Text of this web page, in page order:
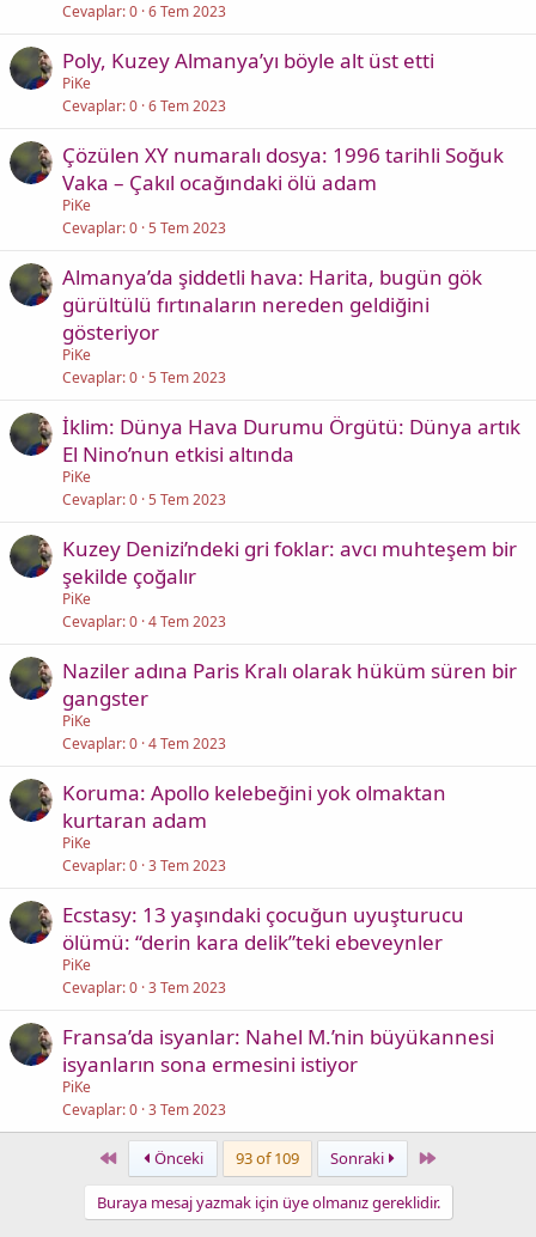
Cevaplar 0 6 Tem 2023
Poly, Kuzey Almanya’yı böyle alt üst etti
PiKe
Cevaplar 0 6 Tem 2023
Çözülen XY numaralı dosya: 1996 tarihli Soğuk
Vaka – Çakıl ocağındaki ölü adam
PiKe
Cevaplar 0 5 Tem 2023
Almanya’da şiddetli hava: Harita, bugün gök
gürültülü fırtınaların nereden geldiğini
gösteriyor
PiKe
Cevaplar 0 5 Tem 2023
İklim: Dünya Hava Durumu Örgütü: Dünya artık
El Nino’nun etkisi altında
PiKe
Cevaplar 0 5 Tem 2023
Kuzey Denizi’ndeki gri foklar: avcı muhteşem bir
şekilde çoğalır
PiKe
Cevaplar 0 4 Tem 2023
Naziler adına Paris Kralı olarak hüküm süren bir
gangster
PiKe
Cevaplar 0 4 Tem 2023
Koruma: Apollo kelebeğini yok olmaktan
kurtaran adam
PiKe
Cevaplar 0 3 Tem 2023
Ecstasy: 13 yaşındaki çocuğun uyuşturucu
ölümü: “derin kara delik”teki ebeveynler
PiKe
Cevaplar 0 3 Tem 2023
Fransa’da isyanlar: Nahel M.’nin büyükannesi
isyanların sona ermesini istiyor
PiKe
Cevaplar 0 3 Tem 2023
First Önceki 93 of 109 Sonraki Last
Buraya mesaj yazmak için üye olmanız gereklidir.